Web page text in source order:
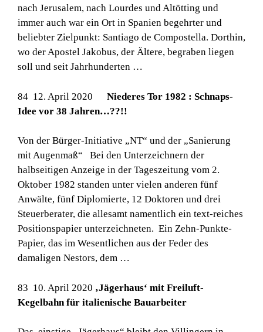
nach Jerusalem, nach Lourdes und Altötting und
immer auch war ein Ort in Spanien begehrter und
beliebter Zielpunkt: Santiago de Compostella. Dorthin,
wo der Apostel Jakobus, der Ältere, begraben liegen
soll und seit Jahrhunderten …
84 12. April 2020 Niederes Tor 1982 : Schnaps-
Idee vor 38 Jahren…??!!
Von der Bürger-Initiative „NT“ und der „Sanierung
mit Augenmaß“ Bei den Unterzeichnern der
halbseitigen Anzeige in der Tageszeitung vom 2.
Oktober 1982 standen unter vielen anderen fünf
Anwälte, fünf Diplomierte, 12 Doktoren und drei
Steuerberater, die allesamt namentlich ein text-reiches
Positionspapier unterzeichneten. Ein Zehn-Punkte-
Papier, das im Wesentlichen aus der Feder des
damaligen Nestors, dem …
83 10. April 2020 ‚Jägerhaus‘ mit Freiluft-
Kegelbahn für italienische Bauarbeiter